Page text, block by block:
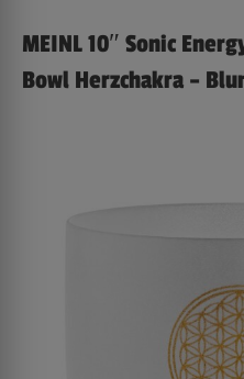
MEINL 10″ Sonic
Bowl Herzchakra –